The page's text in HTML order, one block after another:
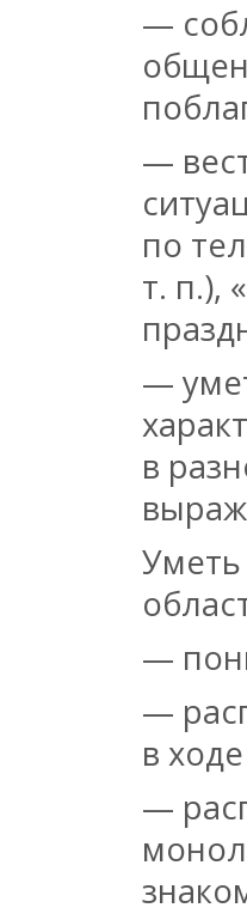
—
—
по
т. п.),
—
в
—
—
в
—